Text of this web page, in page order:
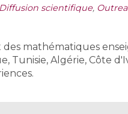
Diffusion scientifique,
des mathématiques
Tunisie, Algérie, Côte